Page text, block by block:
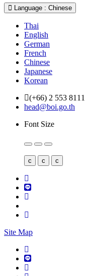
Language : Chinese
Thai
English
German
French
Chinese
Japanese
Korean
(+66) 2 553 8111
head@boi.go.th
Font Size
c c c
Site Map